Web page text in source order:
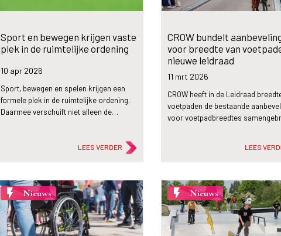
Sport en bewegen krijgen vaste
plek in de ruimtelijke ordening
10 apr 2026
Sport, bewegen en spelen krijgen een
formele plek in de ruimtelijke ordening.
Daarmee verschuift niet alleen de…
LEES VERDER
CROW bundelt
voor breedte van
nieuwe leidraad
11 mrt 2026
CROW heeft in de Leidraad
voetpaden de bestaande
voor voetpadbreedtes
LEES
flash_on Nieuws flash_on Nieuws